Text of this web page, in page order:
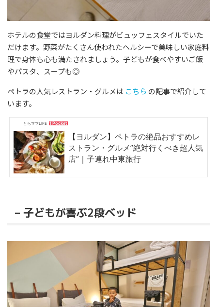
ホテルの食堂ではヨルダン料理がビュッフェスタイルでいた
だけます。野菜がたくさん使われたヘルシーで美味しい家庭料
理で身体も心も満たされましょう。子どもが食べやすいご飯
やパスタ、スープも◎
ペトラの人気レストラン・グルメは こちら の記事で紹介して
います。
とらママLIFE 1 Pocket
【ヨルダン】ペトラの絶品おすすめレ
ストラン・グルメ”絶対行くべき超人気
店”｜子連れ中東旅行
– 子どもが喜ぶ2段ベッド